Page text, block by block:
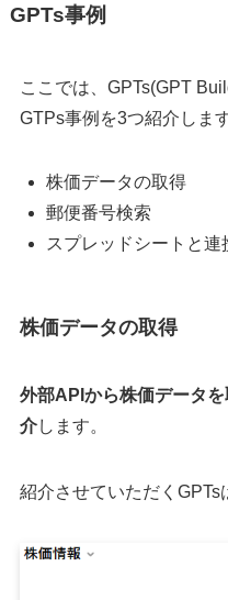
GPTs事例
ここでは、GPTs(GPT
GTPs事例を3つ紹介します
株価データの取得
郵便番号検索
スプレッドシートと連
株価データの取得
外部APIから株価データ
介します。
紹介させていただくGPTs